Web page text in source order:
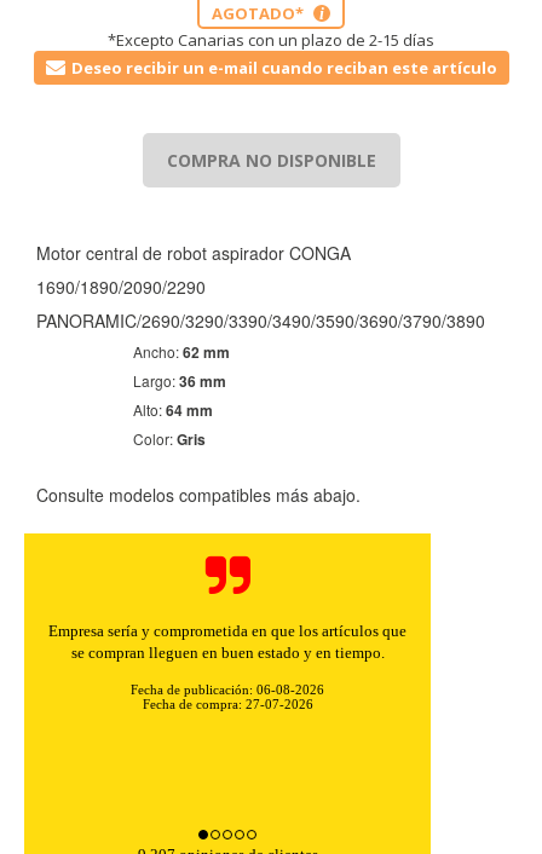
AGOTADO* i
*Excepto Canarias con un plazo de 2-15 días
Deseo recibir un e-mail cuando reciban este artículo
COMPRA NO DISPONIBLE
Motor central de robot aspirador CONGA
1690/1890/2090/2290
PANORAMIC/2690/3290/3390/3490/3590/3690/3790/3890
Ancho:62 mm
Largo:36 mm
Alto:64 mm
Color:Gris
Consulte modelos compatibles más abajo.
Empresa sería y comprometida en que los artículos que
se compran lleguen en buen estado y en tiempo.
Fecha de publicación: 06-08-2026
Fecha de compra: 27-07-2026
CONFIGURACIÓN DE COOKIES
HABILITAR TODO RECHAZAR TODO
sobre estas cookies, pero alguna áreas del sitio no